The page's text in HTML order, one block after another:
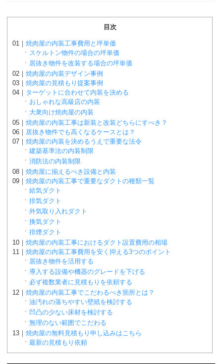
目次
焼肉屋の内装工事費用と坪単価
スケルトン物件の場合の坪単価
居抜き物件を改装する場合の坪単価
焼肉屋の内装デザイン事例
焼肉屋の見積もり提案事例
ターゲットに合わせて内装を決める
おしゃれな高級店の内装
大衆向け焼肉屋の内装
焼肉屋の内装工事は新装と改装どちらにすべき？
居抜き物件でも高くなるケースとは？
焼肉屋の内装を決めるうえで重要な法令
建築基準法の内装制限
消防法の内装制限
焼肉屋に揃えるべき設備と内装
焼肉屋の内装工事で重要なダクトの種類一覧
給気ダクト
排気ダクト
外気取り入れダクト
換気ダクト
排煙ダクト
焼肉屋の内装工事におけるダクト設置費用の相場
焼肉屋の内装工事費用を安く抑える3つのポイント
居抜き物件を活用する
導入する設備や機器のグレードを下げる
必ず複数業者に見積もりを依頼する
焼肉屋の内装工事でこだわるべき箇所とは？
油汚れの落ちやすい壁紙を検討する
凹凸の少ない床材を検討する
無理のない範囲でこだわる
焼肉屋の無料見積もり申し込みはこちら
最新の見積もり依頼